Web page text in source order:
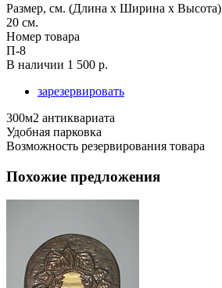
Размер, см. (Длина х Ширина х Высота)
20 см.
Номер товара
П-8
В наличии 1 500 р.
зарезервировать
300м2 антиквариата
Удобная парковка
Возможность резервирования товара
Похожие предложения